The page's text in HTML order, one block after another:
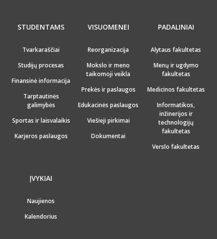
STUDENTAMS
Tvarkaraščiai
Studijų procesas
Finansinė informacija
Tarptautinės
galimybės
Sportas ir laisvalaikis
Karjeros paslaugos
VISUOMENEI
Reorganizacija
Mokslo ir meno
taikomoji veikla
Prekės ir paslaugos
Edukacinės paslaugos
Viešieji pirkimai
Dokumentai
PADALINIAI
Alytaus fakultetas
Menų ir ugdymo
fakultetas
Medicinos fakultetas
Informatikos,
inžinerijos ir
technologijų
fakultetas
Verslo fakultetas
ĮVYKIAI
Naujienos
Kalendorius